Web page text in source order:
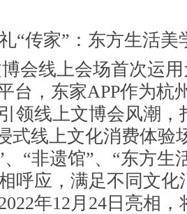
“传家”：东方生活美
会线上会场首次运
台，东家APP作为杭
领线上文博会风潮，
式线上文化消费体验
、“非遗馆”、“东方生
呼应，满足不同文化
年12月24日亮相